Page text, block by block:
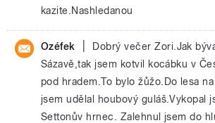
kazite.Nashledanou
Ozéfek
Dobrý večer Zori.Jak
Sázavě,tak jsem kotvil kocábku v
pod hradem.To bylo žůžo.Do lesa
jsem udělal houbový guláš.Vykopal
Settonův hrnec. Zalehnul jsem do